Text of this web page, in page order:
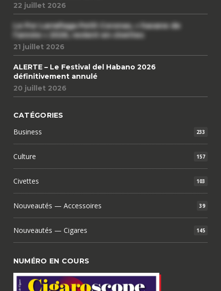
22 juillet 2026
Le Por Larrañaga Petit Coronas, « havane de
l’année » 2026, revient en civettes
21 juillet 2026
ALERTE – Le Festival del Habano 2026
définitivement annulé
20 juillet 2026
CATÉGORIES
Business 233
Culture 157
Civettes 103
Nouveautés — Accessoires 39
Nouveautés — Cigares 145
NUMÉRO EN COURS